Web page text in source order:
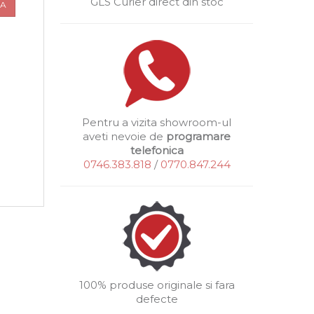
Pentru a vizita showroom-ul
aveti nevoie de programare
telefonica
0746.383.818 / 0770.847.244
100% produse originale si fara
defecte